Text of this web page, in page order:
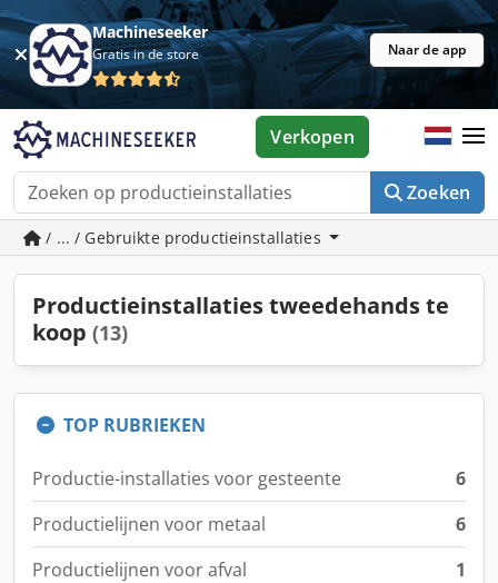
Machineseeker
Gratis in de store Naar de app
Zoeken
Verkopen
/ ... / Gebruikte productieinstallaties
Productieinstallaties tweedehands te
koop (13)
TOP RUBRIEKEN
Productie-installaties voor gesteente
6
Productielijnen voor metaal
6
Productielijnen voor afval
1